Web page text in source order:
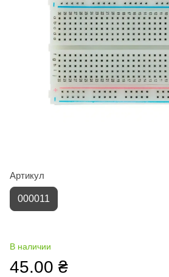
Артикул
000011
В наличии
45.00 ₴